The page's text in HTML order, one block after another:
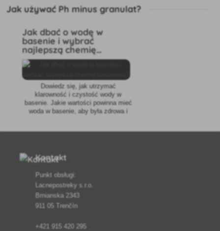
Jak używać Ph minus granulat?
Jak dbać o wodę w
basenie i wybrać
najlepszą chemię
basenową?
Dowiedz się, jak utrzymać
klarowność i czystość wody w
basenie. Jakie wartości powinna mieć
woda w basenie, aby była zdrowa i
lub świeżo po napełnieniu go?
Kontakt
Punkt obsługi:
Lacnepostreky s.r.o.
Brnianska 2343
911 05 Trenčín
+421 915 420 295